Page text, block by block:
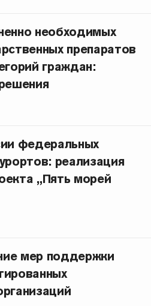
необходимых
препаратов
граждан:
федеральных
реализация
„Пять морей
мер поддержки